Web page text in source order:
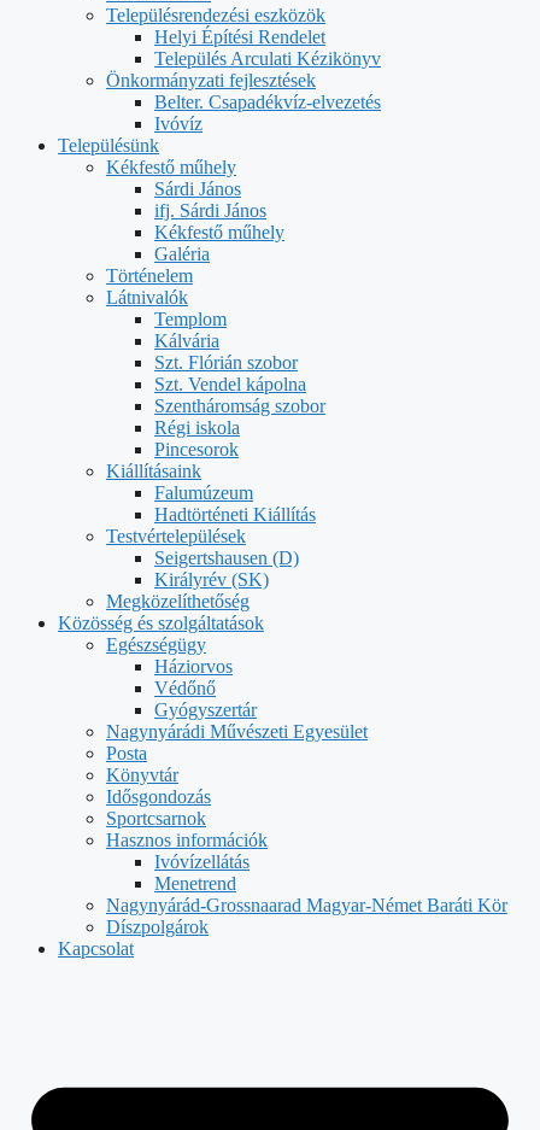
Településrendezési eszközök
Helyi Építési Rendelet
Település Arculati Kézikönyv
Önkormányzati fejlesztések
Belter. Csapadékvíz-elvezetés
Ivóvíz
Településünk
Kékfestő műhely
Sárdi János
ifj. Sárdi János
Kékfestő műhely
Galéria
Történelem
Látnivalók
Templom
Kálvária
Szt. Flórián szobor
Szt. Vendel kápolna
Szentháromság szobor
Régi iskola
Pincesorok
Kiállításaink
Falumúzeum
Hadtörténeti Kiállítás
Testvértelepülések
Seigertshausen (D)
Királyrév (SK)
Megközelíthetőség
Közösség és szolgáltatások
Egészségügy
Háziorvos
Védőnő
Gyógyszertár
Nagynyárádi Művészeti Egyesület
Posta
Könyvtár
Idősgondozás
Sportcsarnok
Hasznos információk
Ivóvízellátás
Menetrend
Nagynyárád-Grossnaarad Magyar-Német Baráti Kör
Díszpolgárok
Kapcsolat